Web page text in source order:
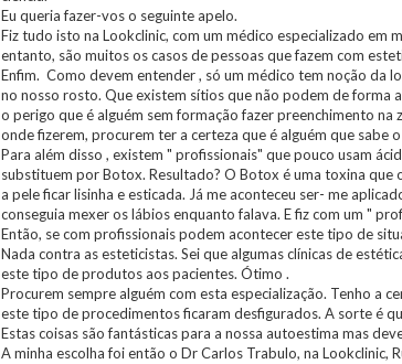
Eu queria fazer-vos o seguinte apelo.
Fiz tudo isto na Lookclinic, com um médico especializado em
entanto, são muitos os casos de pessoas que fazem com
Enfim. Como devem entender , só um médico tem noção da
no nosso rosto. Que existem sítios que não podem de forma
o perigo que é alguém sem formação fazer preenchimento na
onde fizerem, procurem ter a certeza que é alguém que sabe o
Para além disso , existem " profissionais" que pouco usam
substituem por Botox. Resultado? O Botox é uma toxina que
a pele ficar lisinha e esticada. Já me aconteceu ser- me
conseguia mexer os lábios enquanto falava. E fiz com um "
Então, se com profissionais podem acontecer este tipo de
Nada contra as esteticistas. Sei que algumas clínicas de
este tipo de produtos aos pacientes. Ótimo .
Procurem sempre alguém com esta especialização. Tenho a
este tipo de procedimentos ficaram desfigurados. A sorte é
Estas coisas são fantásticas para a nossa autoestima mas
A minha escolha foi então o Dr Carlos Trabulo, na Lookclinic,